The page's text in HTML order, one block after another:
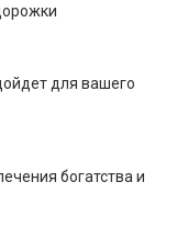
для вашего
богатства и